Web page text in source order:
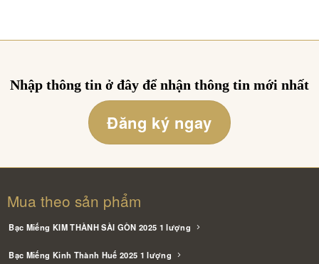
Nhập thông tin ở đây để nhận thông tin mới nhất
Đăng ký ngay
Mua theo sản phẩm
Bạc Miếng KIM THÀNH SÀI GÒN 2025 1 lượng
Bạc Miếng Kinh Thành Huế 2025 1 lượng